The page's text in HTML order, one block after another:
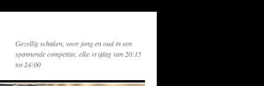
Gezellig schaken, voor jong en oud in een
spannende competitie, elke vrijdag van 20:15
tot 24:00